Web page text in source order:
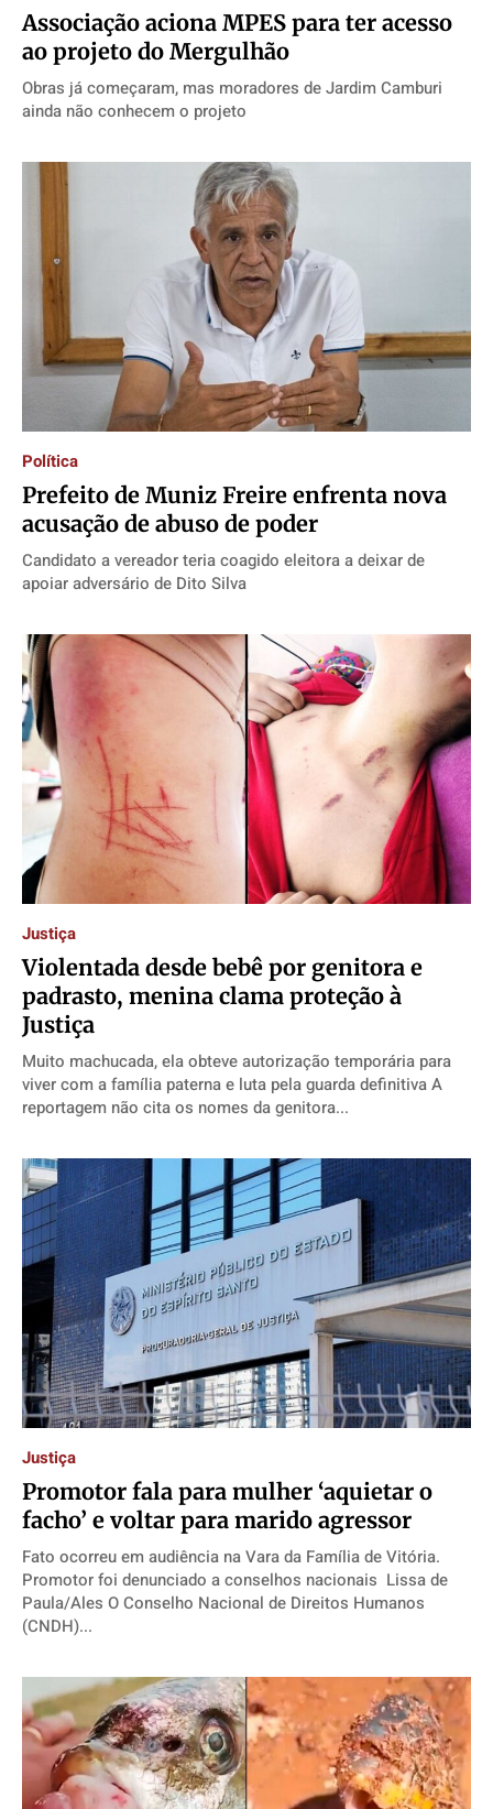
Associação aciona MPES para ter acesso
ao projeto do Mergulhão
Obras já começaram, mas moradores de Jardim Camburi
ainda não conhecem o projeto
Política
Prefeito de Muniz Freire enfrenta nova
acusação de abuso de poder
Candidato a vereador teria coagido eleitora a deixar de
apoiar adversário de Dito Silva
Justiça
Violentada desde bebê por genitora e
padrasto, menina clama proteção à
Justiça
Muito machucada, ela obteve autorização temporária para
viver com a família paterna e luta pela guarda definitiva A
reportagem não cita os nomes da genitora...
Justiça
Promotor fala para mulher ‘aquietar o
facho’ e voltar para marido agressor
Fato ocorreu em audiência na Vara da Família de Vitória.
Promotor foi denunciado a conselhos nacionais Lissa de
Paula/Ales O Conselho Nacional de Direitos Humanos
(CNDH)...